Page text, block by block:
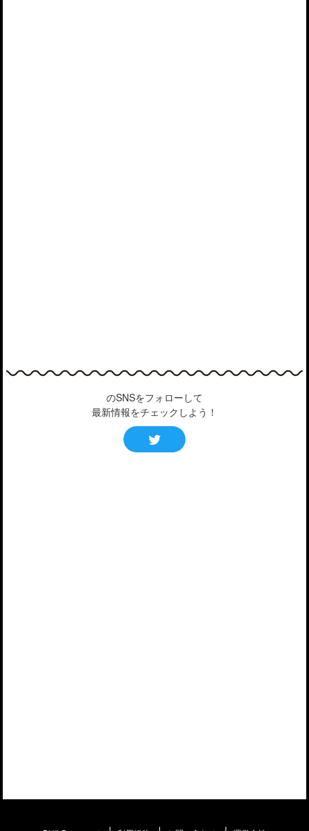
のSNSをフォローして
最新情報をチェックしよう！